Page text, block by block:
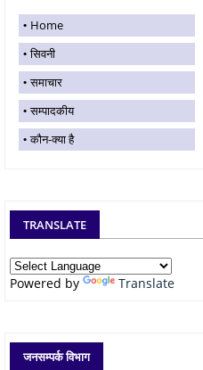
Home
सिवनी
समाचार
सम्पादकीय
कौन-क्या है
TRANSLATE
Powered by Translate
जनसम्पर्क विभाग